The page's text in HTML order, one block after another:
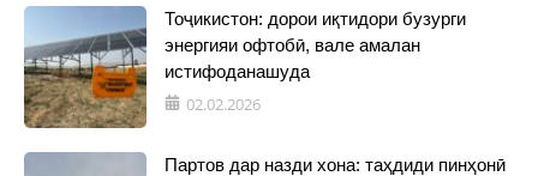
Тоҷикистон: дорои иқтидори бузурги
энергияи офтобӣ, вале амалан
истифоданашуда
02.02.2026
Партов дар назди хона: таҳдиди пинҳонӣ